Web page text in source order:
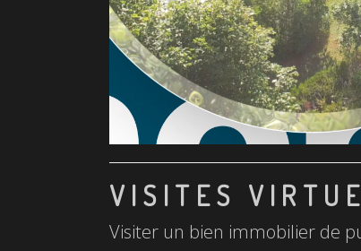
VISITES
Visiter un bien immobilier de